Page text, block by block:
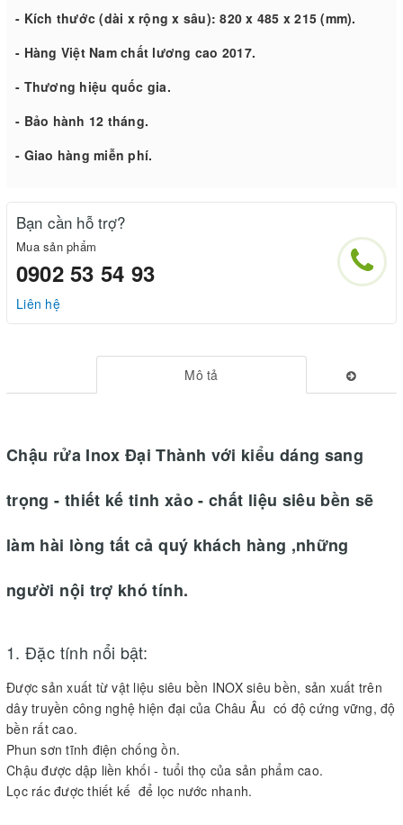
- Kích thước (dài x rộng x sâu): 820 x 485 x 215 (mm).
- Hàng Việt Nam chất lương cao 2017.
- Thương hiệu quốc gia.
- Bảo hành 12 tháng.
- Giao hàng miễn phí.
Bạn cần hỗ trợ?
Mua sản phẩm
0902 53 54 93
Liên hệ
Mô tả
Chậu rửa Inox Đại Thành với kiểu dáng sang
trọng - thiết kế tinh xảo - chất liệu siêu bền sẽ
làm hài lòng tất cả quý khách hàng ,những
người nội trợ khó tính.
1. Đặc tính nổi bật:
Được sản xuất từ vật liệu siêu bền INOX siêu bền, sản xuất trên
dây truyền công nghệ hiện đại của Châu Âu có độ cứng vững, độ
bền rất cao.
Phun sơn tĩnh điện chống ồn.
Chậu được dập liền khối - tuổi thọ của sản phẩm cao.
Lọc rác được thiết kế để lọc nước nhanh.